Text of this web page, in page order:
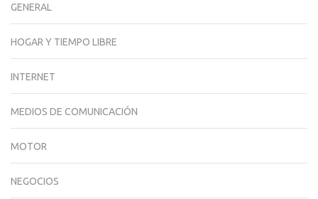
GENERAL
HOGAR Y TIEMPO LIBRE
INTERNET
MEDIOS DE COMUNICACIÓN
MOTOR
NEGOCIOS